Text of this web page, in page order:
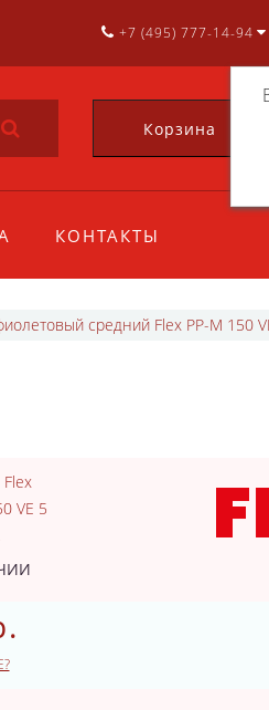
+7 (495) 777-14-94
Корзина
КОНТАКТЫ
средний Flex PP-M 150
Flex
VE 5